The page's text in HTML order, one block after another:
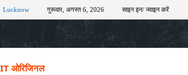
Lucknow गुरूवार, अगस्त 6, 2026 साइन इन/ ज्वाइन करें
अपराध चुनाव खेल
ओरिजिनल